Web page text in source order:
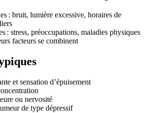
: bruit, lumière excessive, horaires de
: stress, préoccupations, maladies physiques
facteurs se combinent
et sensation d’épuisement
ou nervosité
de type dépressif